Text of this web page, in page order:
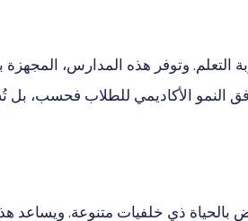
التعلم. وتوفر هذه المدارس،
النمو الأكاديمي للطلاب
بالحياة ذي خلفيات متنوعة. ويساعد